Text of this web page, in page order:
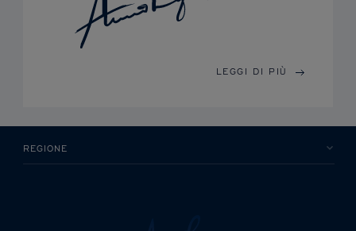
LEGGI DI PIÙ
REGIONE